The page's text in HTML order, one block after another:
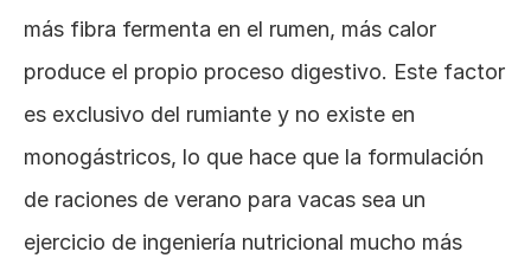
más fibra fermenta en el rumen, más calor
produce el propio proceso digestivo. Este factor
es exclusivo del rumiante y no existe en
monogástricos, lo que hace que la formulación
de raciones de verano para vacas sea un
ejercicio de ingeniería nutricional mucho más